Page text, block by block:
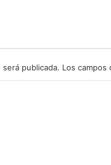
publicada. Los campos